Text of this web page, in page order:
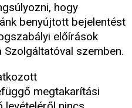
hogy
benyújtott bejelentést
előírások
szemben.
megtakarítási